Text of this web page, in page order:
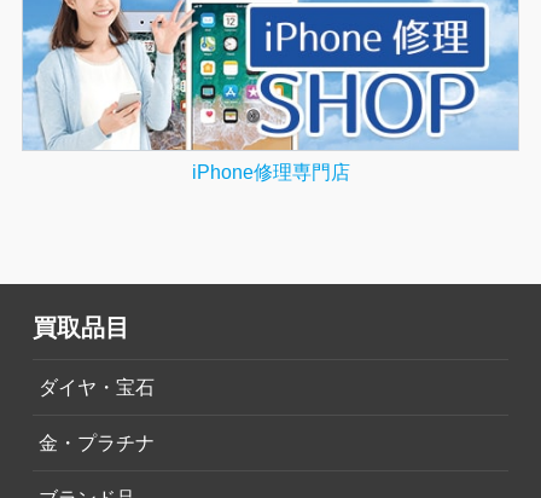
iPhone修理専門店
買取品目
ダイヤ・宝石
金・プラチナ